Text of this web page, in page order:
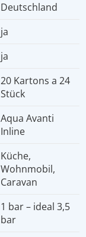
Deutschland
ja
ja
20 Kartons a 24
Stück
Aqua Avanti
Inline
Küche,
Wohnmobil,
Caravan
1 bar – ideal 3,5
bar